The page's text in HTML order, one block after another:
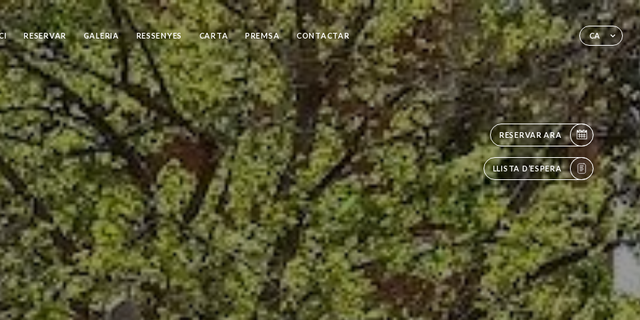
CA
RESERVAR GALERIA RESSENYES CARTA PREMSA CONTACTAR
RESERVAR ARA
LLISTA D’ESPERA